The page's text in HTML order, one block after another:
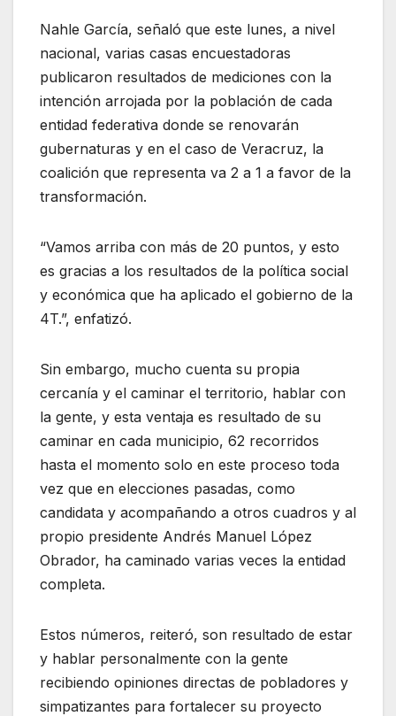
Nahle García, señaló que este lunes, a nivel
nacional, varias casas encuestadoras
publicaron resultados de mediciones con la
intención arrojada por la población de cada
entidad federativa donde se renovarán
gubernaturas y en el caso de Veracruz, la
coalición que representa va 2 a 1 a favor de la
transformación.
“Vamos arriba con más de 20 puntos, y esto
es gracias a los resultados de la política social
y económica que ha aplicado el gobierno de la
4T.”, enfatizó.
Sin embargo, mucho cuenta su propia
cercanía y el caminar el territorio, hablar con
la gente, y esta ventaja es resultado de su
caminar en cada municipio, 62 recorridos
hasta el momento solo en este proceso toda
vez que en elecciones pasadas, como
candidata y acompañando a otros cuadros y al
propio presidente Andrés Manuel López
Obrador, ha caminado varias veces la entidad
completa.
Estos números, reiteró, son resultado de estar
y hablar personalmente con la gente
recibiendo opiniones directas de pobladores y
simpatizantes para fortalecer su proyecto